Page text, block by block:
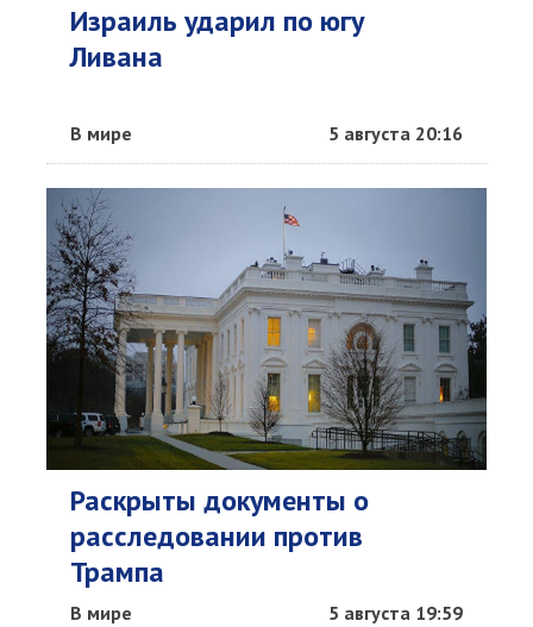
Израиль ударил по югу
Ливана
В мире 5 августа 20:16
Раскрыты документы о
расследовании против
Трампа
В мире 5 августа 19:59